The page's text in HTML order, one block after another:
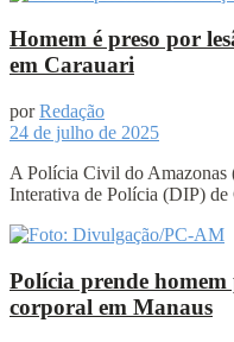
Homem é preso por
em Carauari
por Redação
24 de julho de 2025
A Polícia Civil do Amazonas
Interativa de Polícia (DIP) de
Polícia prende
corporal em Manaus